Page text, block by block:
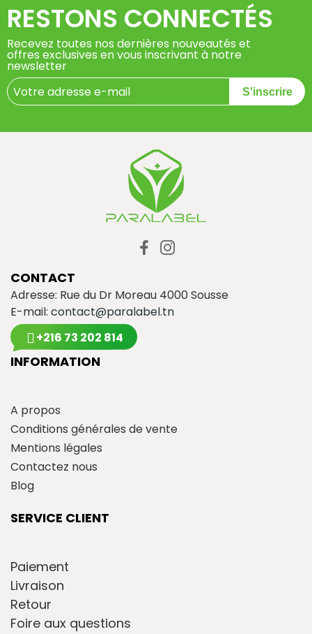
RESTONS CONNECTÉS
Recevez toutes nos dernières nouveautés et
offres exclusives en vous inscrivant à notre
newsletter
S'inscrire
CONTACT
Adresse: Rue du Dr Moreau 4000 Sousse
E-mail: contact@paralabel.tn
+216 73 202 814
INFORMATION
A propos
Conditions générales de vente
Mentions légales
Contactez nous
Blog
SERVICE CLIENT
Paiement
Livraison
Retour
Foire aux questions